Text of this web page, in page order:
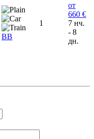
ВВ
1
от
660 €
7 нч.
- 8
дн.